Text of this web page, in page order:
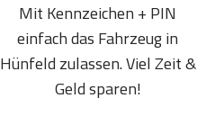
Mit Kennzeichen + PIN
einfach das Fahrzeug in
Hünfeld zulassen. Viel Zeit &
Geld sparen!